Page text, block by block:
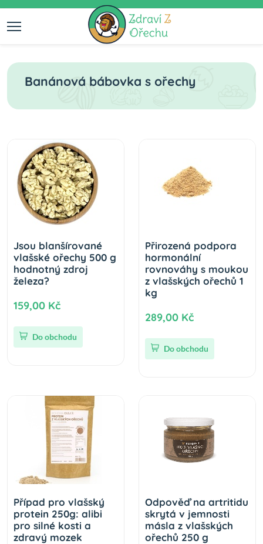
Banánová bábovka s ořechy
Jsou blanšírované
vlašské ořechy 500 g
hodnotný zdroj
železa?
159,00 Kč
Do obchodu
Přirozená podpora
hormonální
rovnováhy s moukou
z vlašských ořechů 1
kg
289,00 Kč
Do obchodu
Případ pro vlašský
protein 250g: alibi
pro silné kosti a
zdravý mozek
Odpověď na artritidu
skrytá v jemnosti
másla z vlašských
ořechů 250 g